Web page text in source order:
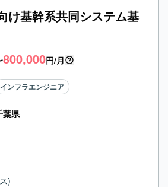
け基幹系共同システム基
800,000円/月
インフラエンジニア
葉県
)